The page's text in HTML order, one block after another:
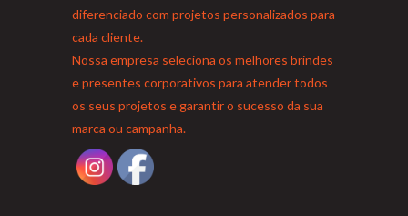
diferenciado com projetos personalizados para
cada cliente.
Nossa empresa seleciona os melhores brindes
e presentes corporativos para atender todos
os seus projetos e garantir o sucesso da sua
marca ou campanha.